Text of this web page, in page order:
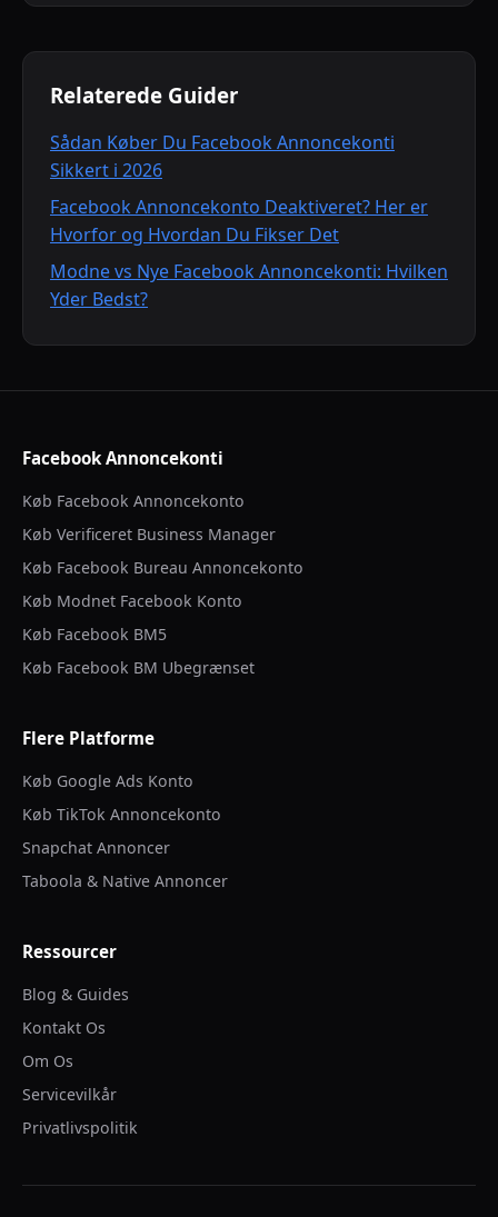
Relaterede Guider
Sådan Køber Du Facebook Annoncekonti
Sikkert i 2026
Facebook Annoncekonto Deaktiveret? Her er
Hvorfor og Hvordan Du Fikser Det
Modne vs Nye Facebook Annoncekonti: Hvilken
Yder Bedst?
Facebook Annoncekonti
Køb Facebook Annoncekonto
Køb Verificeret Business Manager
Køb Facebook Bureau Annoncekonto
Køb Modnet Facebook Konto
Køb Facebook BM5
Køb Facebook BM Ubegrænset
Flere Platforme
Køb Google Ads Konto
Køb TikTok Annoncekonto
Snapchat Annoncer
Taboola & Native Annoncer
Ressourcer
Blog & Guides
Kontakt Os
Om Os
Servicevilkår
Privatlivspolitik